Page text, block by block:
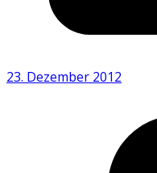
23. Dezember 2012